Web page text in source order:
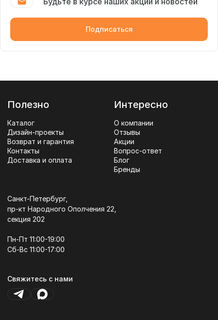
Подписаться
Полезно
Каталог
Дизайн-проекты
Возврат и гарантия
Контакты
Доставка и оплата
Интересно
О компании
Отзывы
Акции
Вопрос-ответ
Блог
Бренды
Санкт-Петербург,
пр-кт Народного Ополчения 22,
секция 202
Пн-Пт 11:00-19:00
Сб-Вс 11:00-17:00
Свяжитесь с нами